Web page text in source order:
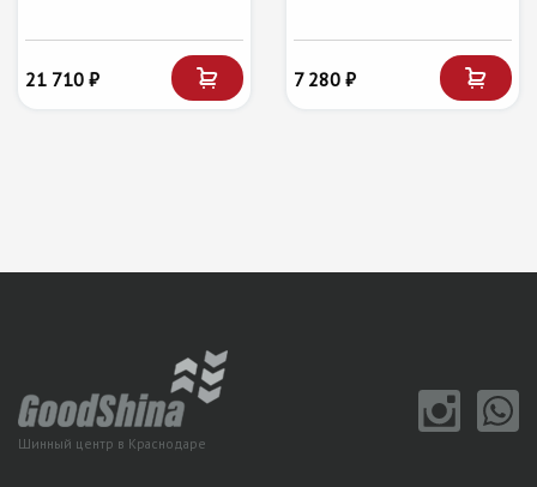
21 710 ₽ 7 280 ₽
Шинный центр в Краснодаре